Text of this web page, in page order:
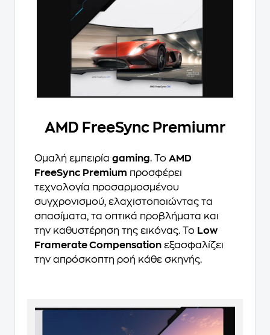
AMD FreeSync Premiumr
Ομαλή εμπειρία gaming. Το AMD
FreeSync Premium προσφέρει
τεχνολογία προσαρμοσμένου
συγχρονισμού, ελαχιστοποιώντας τα
σπασίματα, τα οπτικά προβλήματα και
την καθυστέρηση της εικόνας. Το Low
Framerate Compensation εξασφαλίζει
την απρόσκοπτη ροή κάθε σκηνής.